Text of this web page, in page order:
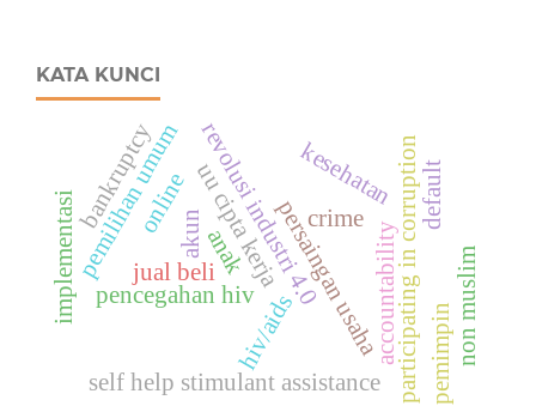
KATA KUNCI
jual beli
akun
online persaingan usaha
revolusi industri 4.0 accountability
crime participating in corruption
self help stimulant assistance
hiv/aids
pencegahan hiv
pemilihan umum kesehatan
uu cipta kerja
anak
implementasi
bankruptcy
pemimpinnon muslim
default